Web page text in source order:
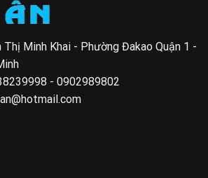
Thị Minh Khai - Phường Đakao Quận 1 -
- 0902989802